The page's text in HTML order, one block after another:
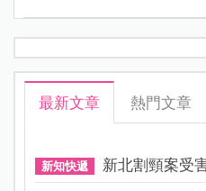
最新文章 熱門文章
新知快遞 新北割頸案受